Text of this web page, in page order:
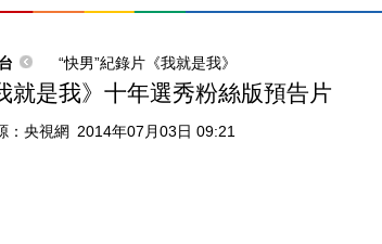
“快男”紀錄片《我就是我》
就是我》十年選秀粉絲版預告片
： 央視網 2014年07月03日 09:21